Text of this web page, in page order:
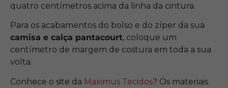
quatro centímetros acima da linha da cintura.
Para os acabamentos do bolso e do zíper da sua
camisa e calça pantacourt, coloque um
centímetro de margem de costura em toda a sua
volta.
Conhece o site da Maximus Tecidos? Os materiais